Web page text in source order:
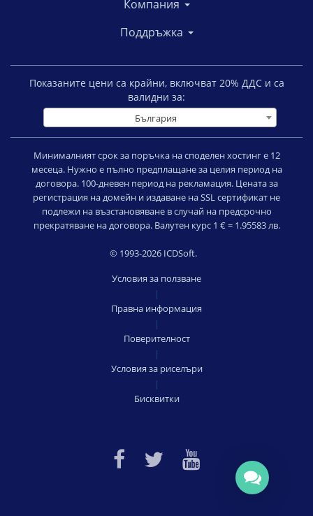
Компания
Поддръжка
Показаните цени са крайни, включват 20% ДДС и са
валидни за:
България
Минималният срок за поръчка на споделен хостинг е 12
месеца. Нужно е пълно предплащане за целия период на
договора. 100-дневен период на рекламация. Цената за
регистрация на домейн и издаване на SSL сертификат не
подлежи на възстановяване в случай на предсрочно
прекратяване на договора. Валутен курс 1 € = 1.95583 лв.
© 1993-2026 ICDSoft.
Условия за ползване
|
Правна информация
|
Поверителност
|
Условия за риселъри
|
Бисквитки